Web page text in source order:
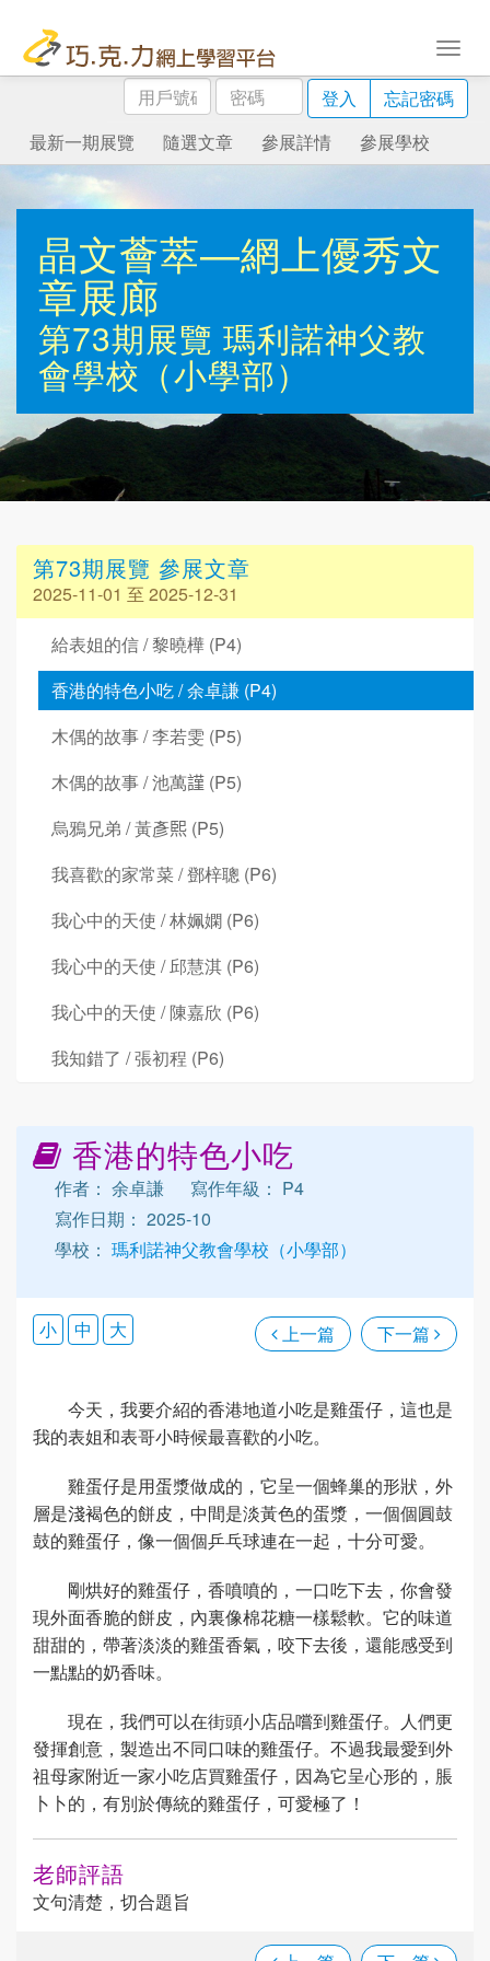
用
戶
號
碼
密
碼
登入
忘記密碼
最新一期展覽
隨選文章 參展詳情 參展學校
晶文薈萃—網上優秀文
章展廊
第73期展覽 瑪利諾神父教
會學校（小學部）
第73期展覽 參展文章
2025-11-01 至 2025-12-31
給表姐的信 / 黎曉樺 (P4)
香港的特色小吃 / 余卓謙 (P4)
木偶的故事 / 李若雯 (P5)
木偶的故事 / 池萬𧫴 (P5)
烏鴉兄弟 / 黃彥𤋮 (P5)
我喜歡的家常菜 / 鄧梓聰 (P6)
我心中的天使 / 林姵嫻 (P6)
我心中的天使 / 邱慧淇 (P6)
我心中的天使 / 陳嘉欣 (P6)
我知錯了 / 張初程 (P6)
香港的特色小吃
作者： 余卓謙
寫作年級： P4
寫作日期： 2025-10
學校： 瑪利諾神父教會學校（小學部）
上一篇 下一篇
小 中 大
今天，我要介紹的香港地道小吃是雞蛋仔，這也是
我的表姐和表哥小時候最喜歡的小吃。
雞蛋仔是用蛋漿做成的，它呈一個蜂巢的形狀，外
層是淺褐色的餅皮，中間是淡黃色的蛋漿，一個個圓鼓
鼓的雞蛋仔，像一個個乒乓球連在一起，十分可愛。
剛烘好的雞蛋仔，香噴噴的，一口吃下去，你會發
現外面香脆的餅皮，內裏像棉花糖一樣鬆軟。它的味道
甜甜的，帶著淡淡的雞蛋香氣，咬下去後，還能感受到
一點點的奶香味。
現在，我們可以在街頭小店品嚐到雞蛋仔。人們更
發揮創意，製造出不同口味的雞蛋仔。不過我最愛到外
祖母家附近一家小吃店買雞蛋仔，因為它呈心形的，脹
卜卜的，有別於傳統的雞蛋仔，可愛極了！
老師評語
文句清楚，切合題旨